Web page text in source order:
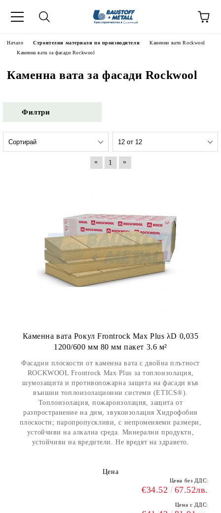
Начало Строителни материали по производители
Каменни вати Rockwool
Каменна вата за фасади Rockwool
Каменна вата за фасади Rockwool
Филтри
« 1 »
Каменна вата Рокул Frontrock Max Plus λD 0,035
1200/600 мм 80 мм пакет 3.6 м²
Фасадни плоскости от каменна вата с двойна плътност
ROCKWOOL Frontrock Max Plus за топлоизолация,
шумозащита и противопожарна защита на фасади във
външни топлоизолационни системи (ETICS®).
Топлоизолация, пожароизолация, защита от
разпространение на дим, звукоизолация Хидрофобни
плоскости; паропропускливи, с непроменяеми размери,
устойчиви на алкална среда. Минерални продукти,
устойчиви на вредители. Не вредят на здравето.
Цена
Цена без ДДС:
€34.52 67.52лв.
Цена с ДДС: